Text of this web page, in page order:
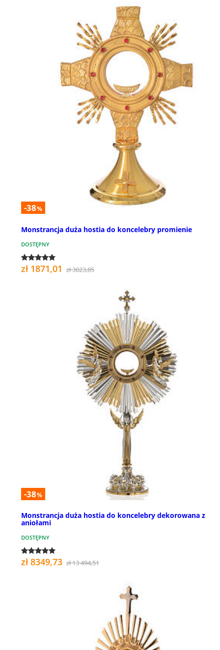
-38%
Monstrancja duża hostia do koncelebry promienie
DOSTĘPNY
zł 1871,01 zł 3023,85
-38%
Monstrancja duża hostia do koncelebry dekorowana z
aniołami
DOSTĘPNY
zł 8349,73 zł 13 494,51